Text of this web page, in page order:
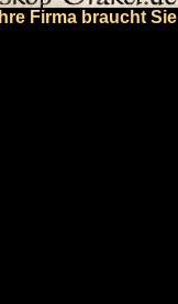
Ihre Firma braucht Sie